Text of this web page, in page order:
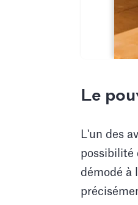
Le
L'un des
possibilité
démodé à